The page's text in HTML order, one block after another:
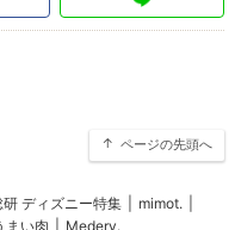
ページの先頭へ
研 ディズニー特集 mimot.
まい肉 Medery.